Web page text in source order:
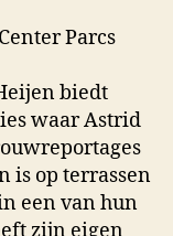
Parcs
biedt
waar Astrid
is op terrassen
een van hun